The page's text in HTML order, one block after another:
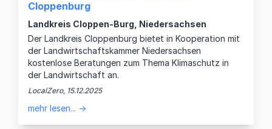
Cloppenburg
Landkreis Cloppen-Burg, Niedersachsen
Der Landkreis Cloppenburg bietet in Kooperation mit
der Landwirtschaftskammer Niedersachsen
kostenlose Beratungen zum Thema Klimaschutz in
der Landwirtschaft an.
LocalZero, 15.12.2025
mehr lesen... →